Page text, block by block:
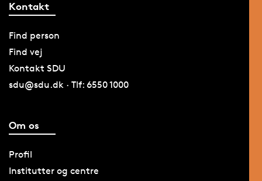
Kontakt
Find person
Find vej
Kontakt SDU
sdu@sdu.dk · Tlf: 6550 1000
Om os
Profil
Institutter og centre